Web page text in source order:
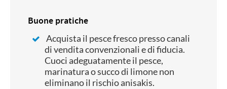
Buone pratiche
Acquista il pesce fresco presso canali
di vendita convenzionali e di fiducia.
Cuoci adeguatamente il pesce,
marinatura o succo di limone non
eliminano il rischio anisakis.